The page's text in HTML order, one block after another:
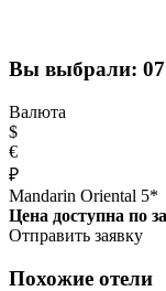
Вы выбрали:
Валюта
$
€
₽
Mandarin Oriental 5*
Цена доступна по
Отправить заявку
Похожие отели